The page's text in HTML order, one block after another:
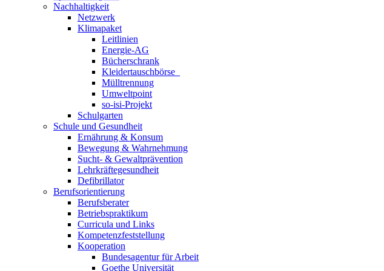
Nachhaltigkeit
Netzwerk
Klimapaket
Leitlinien
Energie-AG
Bücherschrank
Kleidertauschbörse
Mülltrennung
Umweltpoint
so-isi-Projekt
Schulgarten
Schule und Gesundheit
Ernährung & Konsum
Bewegung & Wahrnehmung
Sucht- & Gewaltprävention
Lehrkräftegesundheit
Defibrillator
Berufsorientierung
Berufsberater
Betriebspraktikum
Curricula und Links
Kompetenzfeststellung
Kooperation
Bundesagentur für Arbeit
Goethe Universität